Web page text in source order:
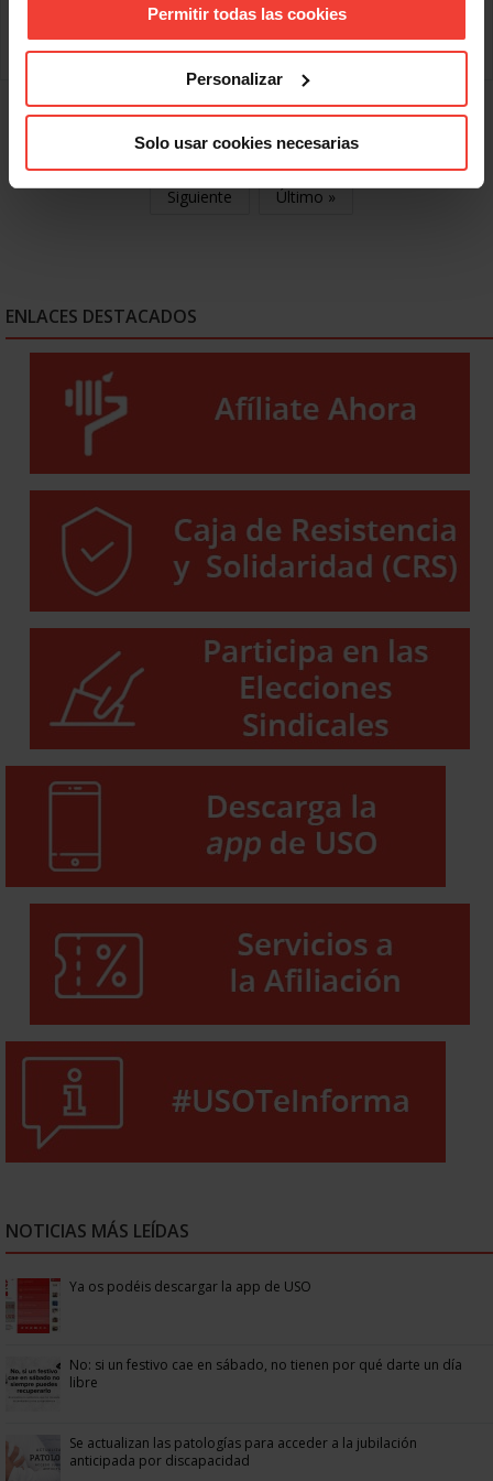
Permitir todas las cookies
Personalizar
Solo usar cookies necesarias
erróneo optimismo se encuentran en que
Leer más
Siguiente
Último »
ENLACES DESTACADOS
NOTICIAS MÁS LEÍDAS
Ya os podéis descargar la app de USO
No: si un festivo cae en sábado, no tienen por qué darte un día
libre
Se actualizan las patologías para acceder a la jubilación
anticipada por discapacidad